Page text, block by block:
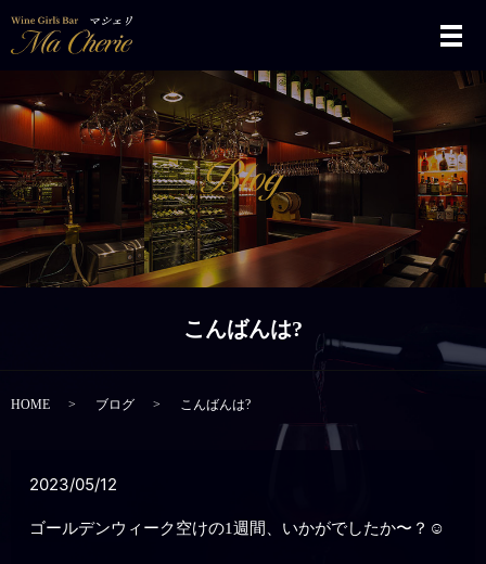
メ
こんばんは?
HOME ブログ こんばんは?
2023/05/12
ゴールデンウィーク空けの1週間、いかがでしたか〜？☺️